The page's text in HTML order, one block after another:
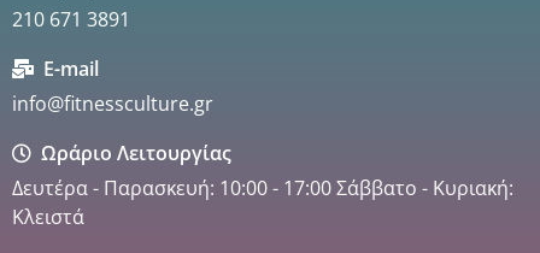
210 671 3891
E-mail
info@fitnessculture.gr
Ωράριο Λειτουργίας
Δευτέρα - Παρασκευή: 10:00 - 17:00 Σάββατο - Κυριακή:
Κλειστά